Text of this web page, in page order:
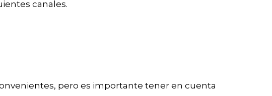
canales.
pero es importante tener en cuenta